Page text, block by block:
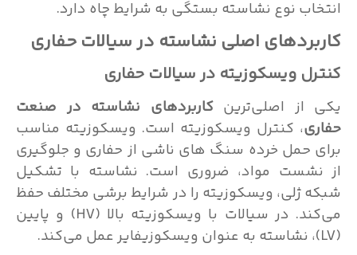
نوع نشاسته بستگی به شرایط چاه دارد.
اصلی نشاسته در سیالات حفاری
ویسکوزیته در سیالات حفاری
از اصلی‌ترینکاربردهای نشاسته در صنعت
، کنترل ویسکوزیته است. ویسکوزیته مناسب
حمل خرده سنگ های ناشی از حفاری و جلوگیری
مواد، ضروری است. نشاسته با تشکیل
ژلی، ویسکوزیته را در شرایط برشی مختلف حفظ
می‌کند. در سیالات با ویسکوزیته بالا (HV) و پایین